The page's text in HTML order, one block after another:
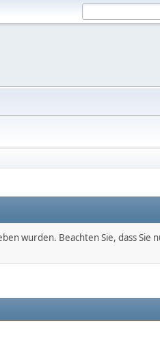
wurden. Beachten Sie, dass Sie